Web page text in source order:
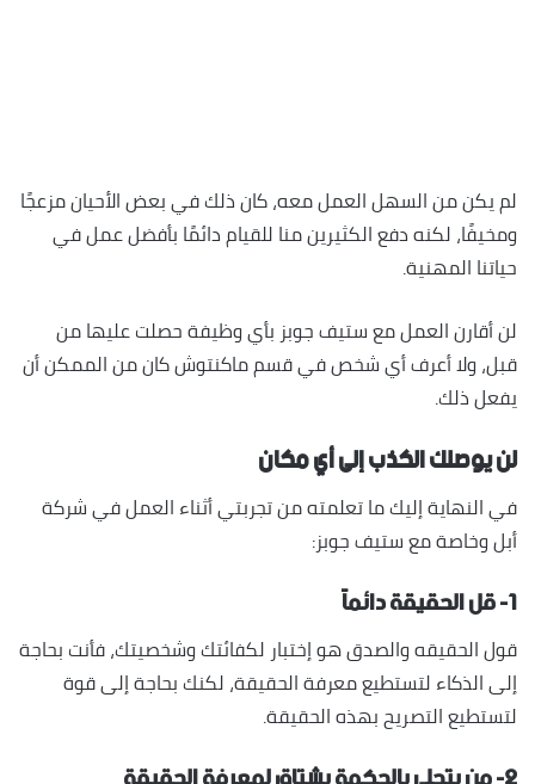
لم يكن من السهل العمل معه، كان ذلك في بعض الأحيان مزعجًا
ومخيفًا، لكنه دفع الكثيرين منا للقيام دائمًا بأفضل عمل في
حياتنا المهنية.
لن أقارن العمل مع ستيف جوبز بأي وظيفة حصلت عليها من
قبل، ولا أعرف أي شخص في قسم ماكنتوش كان من الممكن أن
يفعل ذلك.
لن يوصلك الكذب إلى أي مكان
في النهاية إليك ما تعلمته من تجربتي أثناء العمل في شركة
أبل وخاصة مع ستيف جوبز:
١- قل الحقيقة دائماً
قول الحقيقه والصدق هو إختبار لكفائتك وشخصيتك، فأنت بحاجة
إلى الذكاء لتستطيع معرفة الحقيقة، لكنك بحاجة إلى قوة
لتستطيع التصريح بهذه الحقيقة.